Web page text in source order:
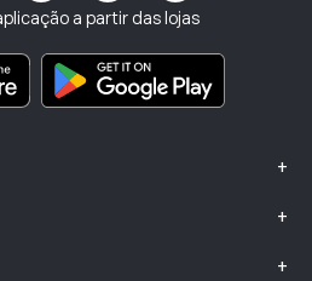
a partir das lojas
+
+
+
informativos
FCA)